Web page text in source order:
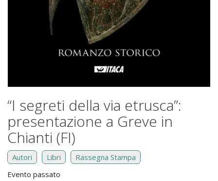
“I segreti della via etrusca”:
presentazione a Greve in
Chianti (FI)
Autori Libri
Rassegna Stampa
Evento passato